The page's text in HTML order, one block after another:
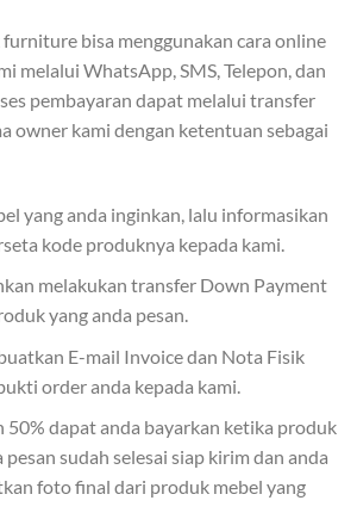
bisa menggunakan cara online
melalui WhatsApp, SMS, Telepon, dan
pembayaran dapat melalui transfer
owner kami dengan ketentuan sebagai
yang anda inginkan, lalu informasikan
kode produknya kepada kami.
melakukan transfer Down Payment
yang anda pesan.
E-mail Invoice dan Nota Fisik
order anda kepada kami.
50% dapat anda bayarkan ketika produk
pesan sudah selesai siap kirim dan anda
foto final dari produk mebel yang